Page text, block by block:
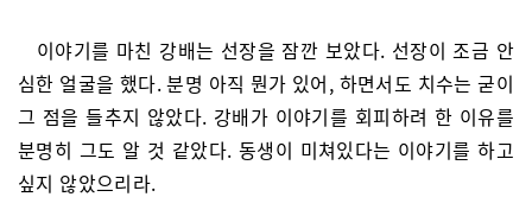
이야기를 마친 강배는 선장을 잠깐 보았다. 선장이 조금 안
심한 얼굴을 했다. 분명 아직 뭔가 있어, 하면서도 치수는 굳이
그 점을 들추지 않았다. 강배가 이야기를 회피하려 한 이유를
분명히 그도 알 것 같았다. 동생이 미쳐있다는 이야기를 하고
싶지 않았으리라.